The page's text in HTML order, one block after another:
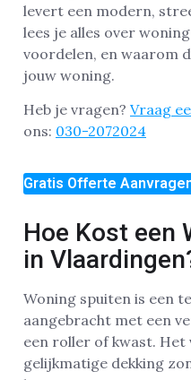
levert een modern,
lees je alles over
voordelen, en waarom
jouw woning.
Heb je vragen? Vraag
ons: 030-2072024
Gratis Offerte
Hoe Kost een
in
Woning spuiten is een
aangebracht met een
een roller of kwast.
gelijkmatige dekking